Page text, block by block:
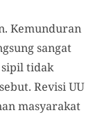
Kemunduran
sangat
tidak
Revisi UU
masyarakat